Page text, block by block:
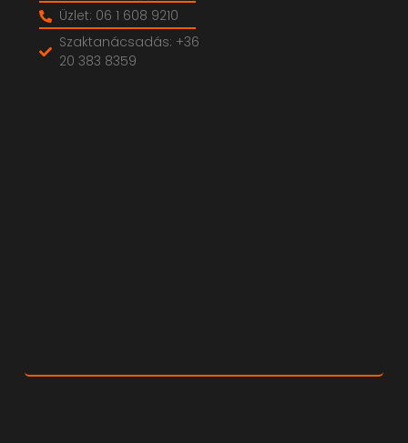
Üzlet: 06 1 608 9210
Szaktanácsadás: +36
20 383 8359